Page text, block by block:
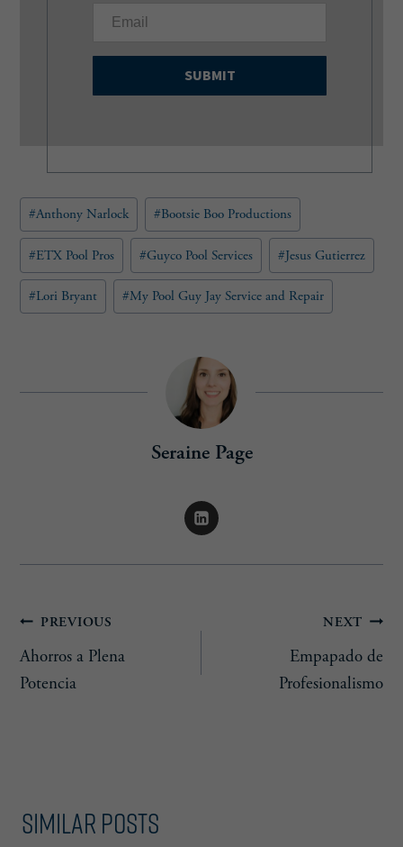
a
i
q
u
i
r
e
)
Post
Tags:
#Anthony Narlock #Bootsie Boo Productions
#ETX Pool Pros #Guyco Pool Services #Jesus Gutierrez
#Lori Bryant #My Pool Guy Jay Service and Repair
Seraine Page
Post
navigation
PREVIOUS
Ahorros a Plena
Potencia
NEXT
Empapado de
Profesionalismo
Similar Posts